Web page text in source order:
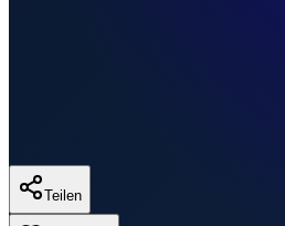
Teilen